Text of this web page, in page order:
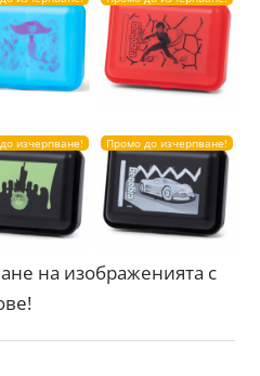
изчерпване! Промо до изчерпване!
на изображенията с